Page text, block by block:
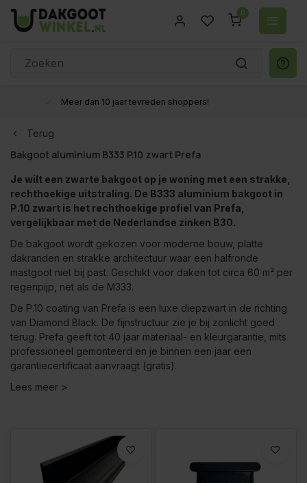
0
Gratis verzenden vanaf €200,- excl. btw
Terug
Bakgoot aluminium B333 P.10 zwart Prefa
Je wilt een zwarte bakgoot op je woning met een strakke,
rechthoekige uitstraling. De B333 aluminium bakgoot in
P.10 zwart is het rechthoekige profiel van Prefa,
vergelijkbaar met de Nederlandse zinken B30.
De bakgoot wordt gekozen voor moderne bouw, platte
dakranden en strakke architectuur waar een halfronde
mastgoot niet bij past. Geschikt voor daken tot circa 60 m² per
regenpijp, net als de M333.
De P.10 coating van Prefa is een luxe diepzwart in de richting
van Diamond Black. De fijnstructuur zie je bij zonlicht goed
terug. Prefa geeft tot 40 jaar materiaal- en kleurgarantie, mits
professioneel gemonteerd en je binnen een jaar een
garantiecertificaat aanvraagt (gratis).
Lees meer >